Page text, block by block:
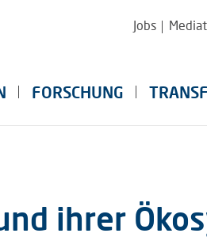
Jobs
FORSCHUNG
ihrer